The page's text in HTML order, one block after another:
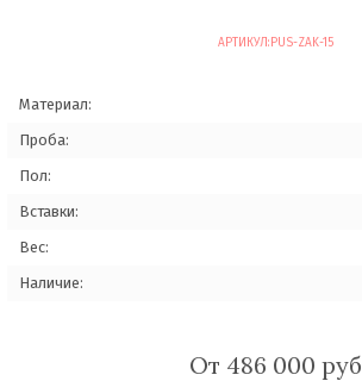
АРТИКУЛ: PUS-ZAK-15
Материал:
Проба:
Пол:
Вставки:
Вес:
Наличие:
От 486 000 руб